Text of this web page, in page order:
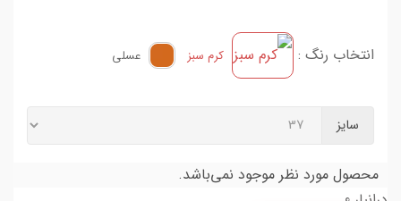
انتخاب رنگ : کرم سبز عسلی
سایز
محصول مورد نظر موجود نمی‌باشد.